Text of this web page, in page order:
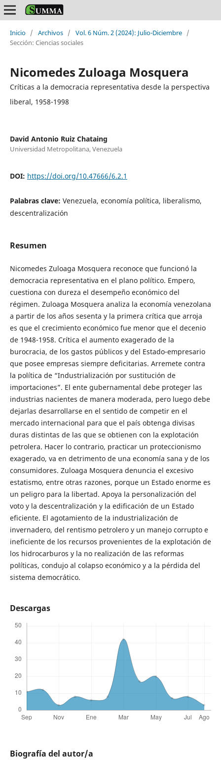
Inicio / Archivos / Vol. 6 Núm. 2 (2024): Julio-Diciembre /
Sección: Ciencias sociales
Nicomedes Zuloaga Mosquera
Críticas a la democracia representativa desde la perspectiva
liberal, 1958-1998
David Antonio Ruiz Chataing
Universidad Metropolitana, Venezuela
DOI: https://doi.org/10.47666/6.2.1
Palabras clave: Venezuela, economía política, liberalismo,
descentralización
Resumen
Nicomedes Zuloaga Mosquera reconoce que funcionó la
democracia representativa en el plano político. Empero,
cuestiona con dureza el desempeño económico del
régimen. Zuloaga Mosquera analiza la economía venezolana
a partir de los años sesenta y la primera crítica que arroja
es que el crecimiento económico fue menor que el decenio
de 1948-1958. Crítica el aumento exagerado de la
burocracia, de los gastos públicos y del Estado-empresario
que posee empresas siempre deficitarias. Arremete contra
la política de “Industrialización por sustitución de
importaciones”. El ente gubernamental debe proteger las
industrias nacientes de manera moderada, pero luego debe
dejarlas desarrollarse en el sentido de competir en el
mercado internacional para que el país obtenga divisas
duras distintas de las que se obtienen con la explotación
petrolera. Hacer lo contrario, practicar un proteccionismo
exagerado, va en detrimento de una economía sana y de los
consumidores. Zuloaga Mosquera denuncia el excesivo
estatismo, entre otras razones, porque un Estado enorme es
un peligro para la libertad. Apoya la personalización del
voto y la descentralización y la edificación de un Estado
eficiente. El agotamiento de la industrialización de
invernadero, del rentismo petrolero y un manejo corrupto e
ineficiente de los recursos provenientes de la explotación de
los hidrocarburos y la no realización de las reformas
políticas, condujo al colapso económico y a la pérdida del
sistema democrático.
Descargas
Biografía del autor/a